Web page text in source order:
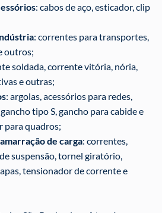
: cabos de aço, esticador, clip
: correntes para transportes,
outros;
soldada, corrente vitória, nória,
e outras;
: argolas, acessórios para redes,
tipo S, gancho para cabide e
para quadros;
de carga: correntes,
suspensão, tornel giratório,
tensionador de corrente e